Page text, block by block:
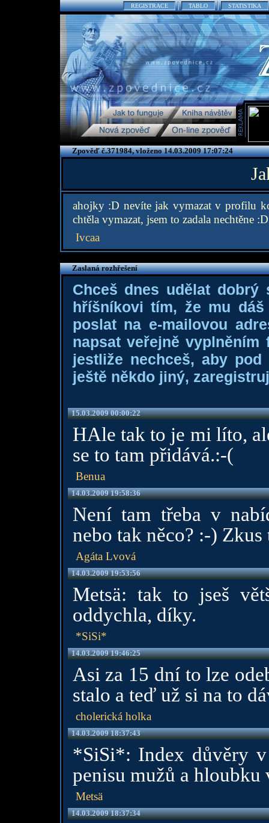
REGISTRACE TABLO STATISTIKA
Zpověď č.371984, vloženo 14.03.2009 17:07:24
ahojky :D nevíte jak vymazat v profilu
chtěla vymazat, jsem to zadala nechtěne :D
Ivcaa
Zaslaná rozhřešení
Chceš dnes udělat dobrý
hříšníkovi tím, že mu
poslat na e-mailovou
napsat veřejně
jestliže nechceš, aby
ještě někdo jiný,
15.03.2009 00:00:22
HAle tak to je mi líto,
se to tam přidává.:-(
Benua
14.03.2009 19:58:36
Není tam třeba v
nebo tak něco? :-) Zkus
Agáta Lvová
14.03.2009 19:53:56
Metsä: tak to jseš
oddychla, díky.
*SiSi*
14.03.2009 19:46:25
Asi za 15 dní to lze
stalo a teď už si na to
cholerická holka
14.03.2009 18:37:43
*SiSi*: Index důvěry
penisu mužů a hloubku
Metsä
14.03.2009 18:37:34